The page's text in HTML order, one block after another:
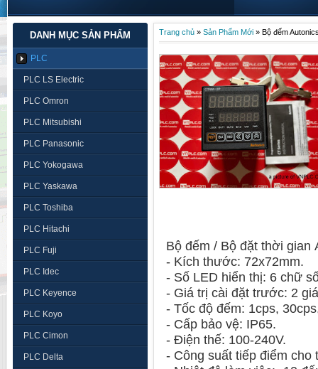
DANH MỤC SẢN PHẨM
PLC
PLC LS Electric
PLC Omron
PLC Mitsubishi
PLC Panasonic
PLC Yokogawa
PLC Yaskawa
PLC Toshiba
PLC Hitachi
PLC Fuji
PLC Idec
PLC Keyence
PLC Koyo
PLC Cimon
PLC Delta
Trang chủ » Sản Phẩm Mới » Bộ đếm
Bộ đếm / Bộ đặt thời gian
- Kích thước: 72x72mm.
- Số LED hiển thị: 6 chữ
- Giá trị cài đặt trước: 2
- Tốc độ đếm: 1cps,
- Cấp bảo vệ: IP65.
- Điện thế: 100-240V.
- Công suất tiếp điểm